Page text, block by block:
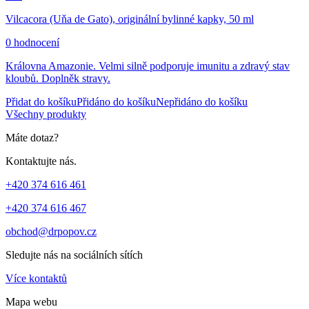
Vilcacora (Uňa de Gato), originální bylinné kapky, 50 ml
0 hodnocení
Královna Amazonie. Velmi silně podporuje imunitu a zdravý stav
kloubů. Doplněk stravy.
Přidat do košíkuPřidáno do košíkuNepřidáno do košíku
Všechny produkty
Máte dotaz?
Kontaktujte nás.
+420 374 616 461
+420 374 616 467
obchod@drpopov.cz
Sledujte nás na sociálních sítích
Více kontaktů
Mapa webu